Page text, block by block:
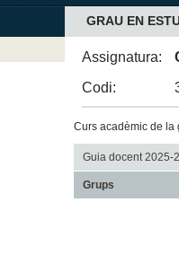
GRAU EN
Assignatura:
Codi:
Curs acadèmic de la
Guia docent 2025-
Grups